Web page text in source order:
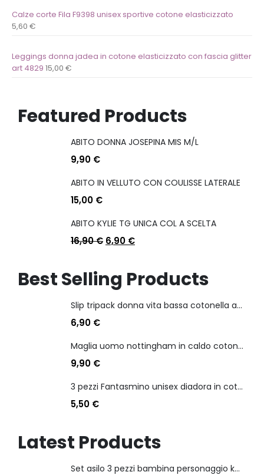
Calze corte Fila F9398 unisex sportive cotone elasticizzato
5,60 €
Leggings donna jadea in cotone elasticizzato con fascia glitter
art 4829 15,00 €
Featured Products
ABITO DONNA JOSEPINA MIS M/L
9,90 €
ABITO IN VELLUTO CON COULISSE LATERALE
15,00 €
ABITO KYLIE TG UNICA COL A SCELTA
16,90€ 6,90 €
Best Selling Products
Slip tripack donna vita bassa cotonella art 3165 in cotone elasticizzato
6,90 €
Maglia uomo nottingham in caldo cotone scollo a v manica lunga
9,90 €
3 pezzi Fantasmino unisex diadora in cotone mercerizzato tg dalla 35 alla 46
5,50 €
Latest Products
Set asilo 3 pezzi bambina personaggio kuromi